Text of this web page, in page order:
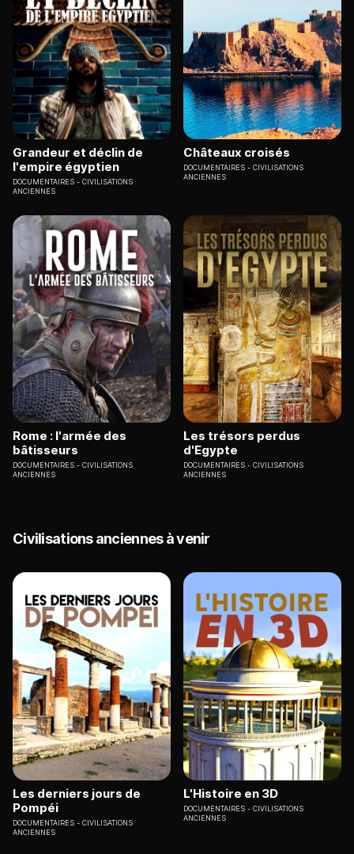
Grandeur et déclin de
l'empire égyptien
DOCUMENTAIRES
CIVILISATIONS
ANCIENNES
Châteaux croisés
DOCUMENTAIRES
CIVILISATIONS
ANCIENNES
Rome : l'armée des
bâtisseurs
DOCUMENTAIRES
CIVILISATIONS
ANCIENNES
Les trésors perdus
d'Egypte
DOCUMENTAIRES
CIVILISATIONS
ANCIENNES
Civilisations anciennes à venir
Les derniers jours de
Pompéi
DOCUMENTAIRES
CIVILISATIONS
ANCIENNES
L'Histoire en 3D
DOCUMENTAIRES
CIVILISATIONS
ANCIENNES